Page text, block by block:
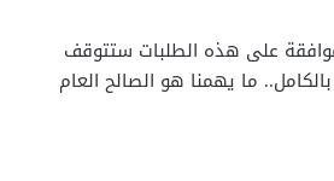
على هذه الطلبات ستتوقف
ما يهمنا هو الصالح العام